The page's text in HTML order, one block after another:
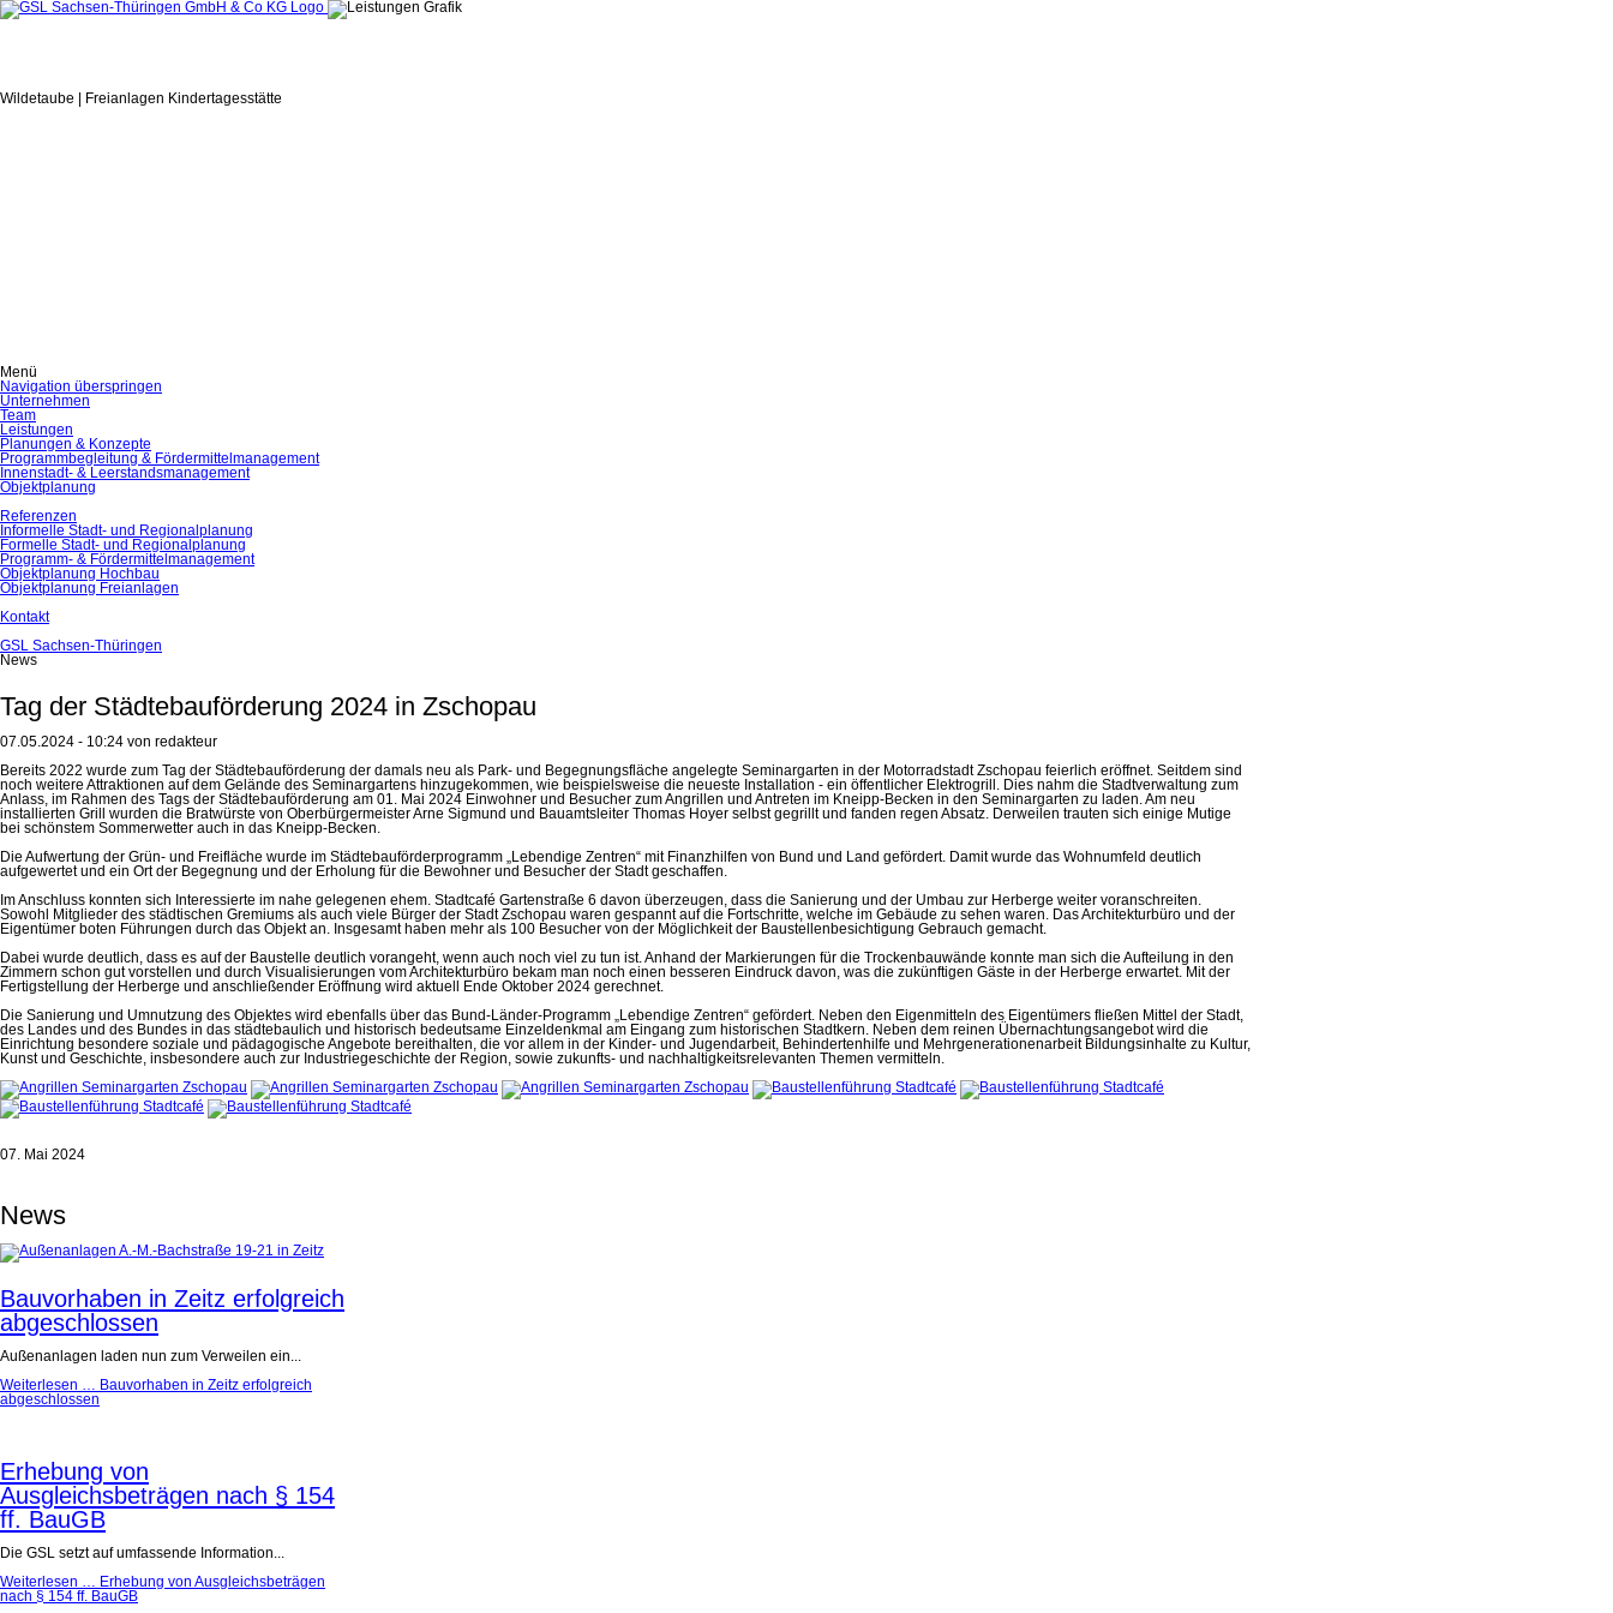
Wildetaube | Freianlagen Kindertagesstätte
Menü
Navigation überspringen
Unternehmen
Team
Leistungen
Planungen & Konzepte
Programmbegleitung & Fördermittelmanagement
Innenstadt- & Leerstandsmanagement
Objektplanung
Referenzen
Informelle Stadt- und Regionalplanung
Formelle Stadt- und Regionalplanung
Programm- & Fördermittelmanagement
Objektplanung Hochbau
Objektplanung Freianlagen
Kontakt
GSL Sachsen-Thüringen
News
Tag der Städtebauförderung 2024 in Zschopau
07.05.2024 - 10:24 von redakteur
Bereits 2022 wurde zum Tag der Städtebauförderung der damals neu als Park- und Begegnungsfläche angelegte Seminargarten in der Motorradstadt Zschopau feierlich eröffnet. Seitdem sind
noch weitere Attraktionen auf dem Gelände des Seminargartens hinzugekommen, wie beispielsweise die neueste Installation - ein öffentlicher Elektrogrill. Dies nahm die Stadtverwaltung zum
Anlass, im Rahmen des Tags der Städtebauförderung am 01. Mai 2024 Einwohner und Besucher zum Angrillen und Antreten im Kneipp-Becken in den Seminargarten zu laden. Am neu
installierten Grill wurden die Bratwürste von Oberbürgermeister Arne Sigmund und Bauamtsleiter Thomas Hoyer selbst gegrillt und fanden regen Absatz. Derweilen trauten sich einige Mutige
bei schönstem Sommerwetter auch in das Kneipp-Becken.
Die Aufwertung der Grün- und Freifläche wurde im Städtebauförderprogramm „Lebendige Zentren“ mit Finanzhilfen von Bund und Land gefördert. Damit wurde das Wohnumfeld deutlich
aufgewertet und ein Ort der Begegnung und der Erholung für die Bewohner und Besucher der Stadt geschaffen.
Im Anschluss konnten sich Interessierte im nahe gelegenen ehem. Stadtcafé Gartenstraße 6 davon überzeugen, dass die Sanierung und der Umbau zur Herberge weiter voranschreiten.
Sowohl Mitglieder des städtischen Gremiums als auch viele Bürger der Stadt Zschopau waren gespannt auf die Fortschritte, welche im Gebäude zu sehen waren. Das Architekturbüro und der
Eigentümer boten Führungen durch das Objekt an. Insgesamt haben mehr als 100 Besucher von der Möglichkeit der Baustellenbesichtigung Gebrauch gemacht.
Dabei wurde deutlich, dass es auf der Baustelle deutlich vorangeht, wenn auch noch viel zu tun ist. Anhand der Markierungen für die Trockenbauwände konnte man sich die Aufteilung in den
Zimmern schon gut vorstellen und durch Visualisierungen vom Architekturbüro bekam man noch einen besseren Eindruck davon, was die zukünftigen Gäste in der Herberge erwartet. Mit der
Fertigstellung der Herberge und anschließender Eröffnung wird aktuell Ende Oktober 2024 gerechnet.
Die Sanierung und Umnutzung des Objektes wird ebenfalls über das Bund-Länder-Programm „Lebendige Zentren“ gefördert. Neben den Eigenmitteln des Eigentümers fließen Mittel der Stadt,
des Landes und des Bundes in das städtebaulich und historisch bedeutsame Einzeldenkmal am Eingang zum historischen Stadtkern. Neben dem reinen Übernachtungsangebot wird die
Einrichtung besondere soziale und pädagogische Angebote bereithalten, die vor allem in der Kinder- und Jugendarbeit, Behindertenhilfe und Mehrgenerationenarbeit Bildungsinhalte zu Kultur,
Kunst und Geschichte, insbesondere auch zur Industriegeschichte der Region, sowie zukunfts- und nachhaltigkeitsrelevanten Themen vermitteln.
07. Mai 2024
News
Bauvorhaben in Zeitz erfolgreich
abgeschlossen
Außenanlagen laden nun zum Verweilen ein...
Weiterlesen … Bauvorhaben in Zeitz erfolgreich
abgeschlossen
Erhebung von
Ausgleichsbeträgen nach § 154
ff. BauGB
Die GSL setzt auf umfassende Information...
Weiterlesen … Erhebung von Ausgleichsbeträgen
nach § 154 ff. BauGB